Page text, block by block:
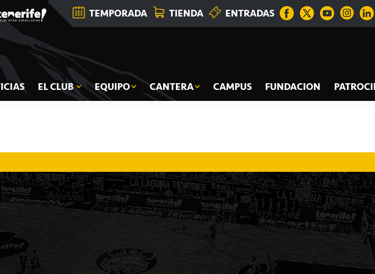
TEMPORADA TIENDA ENTRADAS
EL CLUB EQUIPO CANTERA CAMPUS FUNDACION